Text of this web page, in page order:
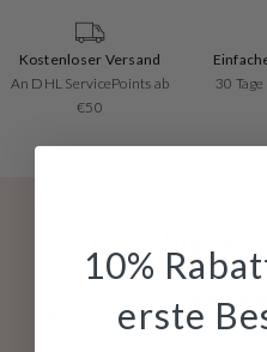
Kostenloser Versand
An DHL ServicePoints ab
€50
30
Exklusive
Direkt in
Erhalen Sie Zugang zu
Neuheiten und
10%
erste